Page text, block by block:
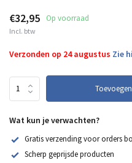
€32,95 Op voorraad
Incl. btw
Verzonden op 24 augustus Zie
Wat kun je verwachten?
Gratis verzending voor orders
Scherp geprijsde producten